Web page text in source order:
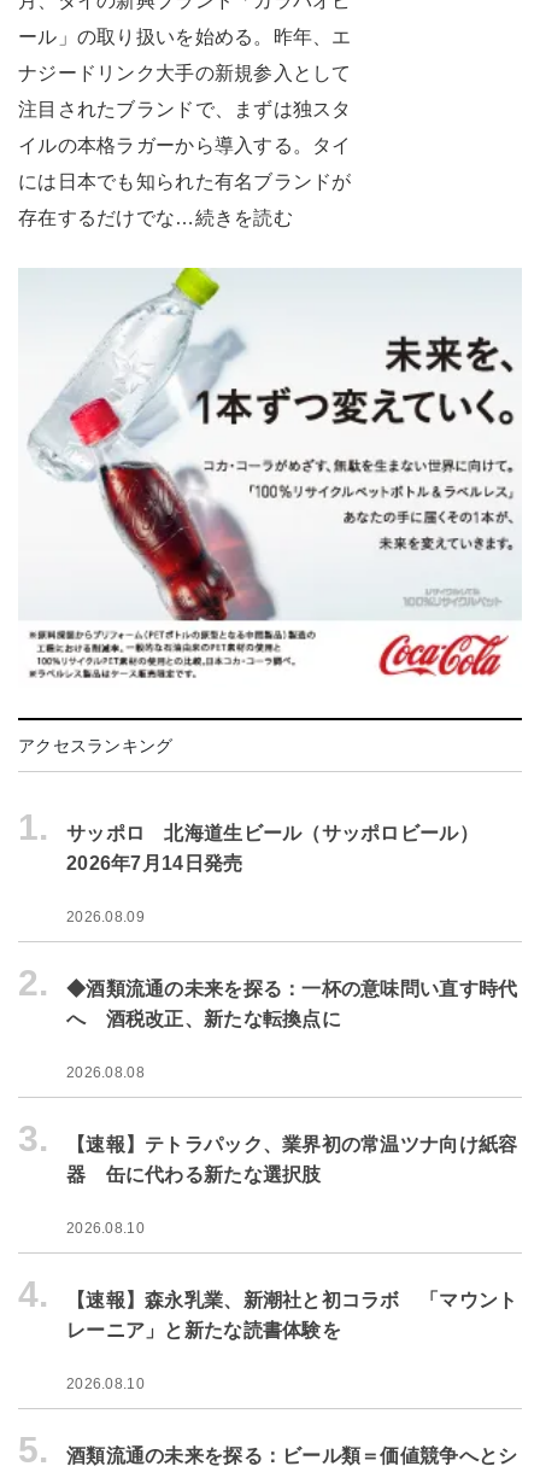
ール」の取り扱いを始める。昨年、エ
ナジードリンク大手の新規参入として
注目されたブランドで、まずは独スタ
イルの本格ラガーから導入する。タイ
には日本でも知られた有名ブランドが
存在するだけでな…続きを読む
アクセスランキング
1.
サッポロ 北海道生ビール（サッポロビール）
2026年7月14日発売
2026.08.09
2.
◆酒類流通の未来を探る：一杯の意味問い直す時代
へ 酒税改正、新たな転換点に
2026.08.08
3.
【速報】テトラパック、業界初の常温ツナ向け紙容
器 缶に代わる新たな選択肢
2026.08.10
4.
【速報】森永乳業、新潮社と初コラボ 「マウント
レーニア」と新たな読書体験を
2026.08.10
5. 酒類流通の未来を探る：ビール類＝価値競争へとシ